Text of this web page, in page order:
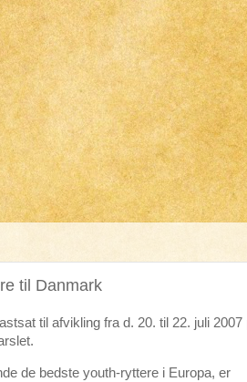
til Danmark
til afvikling fra d. 20. til 22. juli 2007
de bedste youth-ryttere i Europa, er